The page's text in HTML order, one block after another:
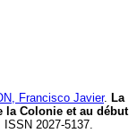
Francisco Javier. La
la Colonie et au début
2027-5137.